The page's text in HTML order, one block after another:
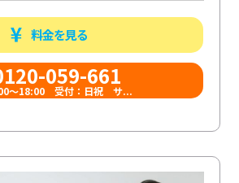
料金を見る
059-661
〜18:00 受付：日祝 サ...